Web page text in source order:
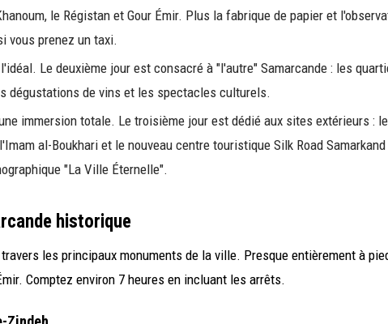
le Régistan et Gour Émir. Plus la fabrique de papier et
vous prenez un taxi.
Le deuxième jour est consacré à "l'autre" Samarcande : les
dégustations de vins et les spectacles culturels.
immersion totale. Le troisième jour est dédié aux sites extérieurs : le
al-Boukhari et le nouveau centre touristique Silk Road Samarkand
"La Ville Éternelle".
historique
les principaux monuments de la ville. Presque entièrement à
Comptez environ 7 heures en incluant les arrêts.